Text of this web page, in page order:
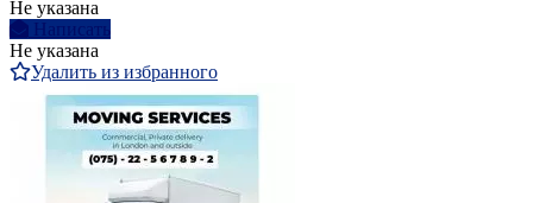
Не указана
Написать
Не указана
Удалить из избранного